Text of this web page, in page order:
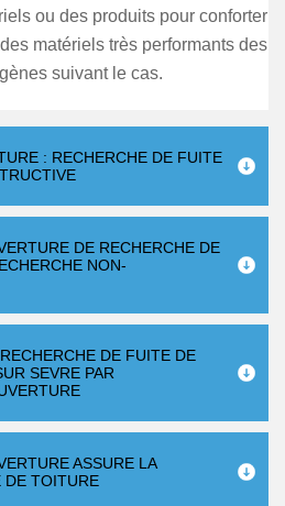
ou des produits pour conforter
matériels très performants des
suivant le cas.
: RECHERCHE DE FUITE
DE RECHERCHE DE
NON-
DE FUITE DE
SEVRE PAR
ASSURE LA
DE TOITURE